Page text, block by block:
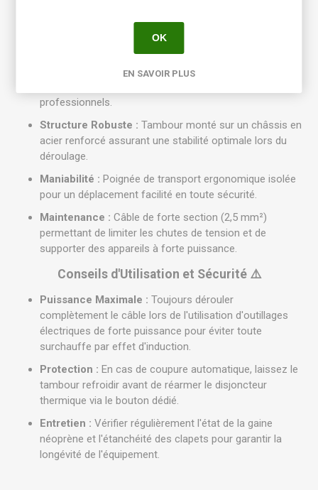
Dispositif de sécurité :Disjoncteur thermique intégré
Points Forts et Ergonomie 🏗️
Spécialement conçu pour les
professionnels.
Structure Robuste : Tambour monté sur un châssis en
acier renforcé assurant une stabilité optimale lors du
déroulage.
Maniabilité : Poignée de transport ergonomique isolée
pour un déplacement facilité en toute sécurité.
Maintenance : Câble de forte section (2,5 mm²)
permettant de limiter les chutes de tension et de
supporter des appareils à forte puissance.
Conseils d'Utilisation et Sécurité ⚠️
Puissance Maximale : Toujours dérouler
complètement le câble lors de l'utilisation d'outillages
électriques de forte puissance pour éviter toute
surchauffe par effet d'induction.
Protection : En cas de coupure automatique, laissez le
tambour refroidir avant de réarmer le disjoncteur
thermique via le bouton dédié.
Entretien : Vérifier régulièrement l'état de la gaine
néoprène et l'étanchéité des clapets pour garantir la
longévité de l'équipement.
OK
EN SAVOIR PLUS